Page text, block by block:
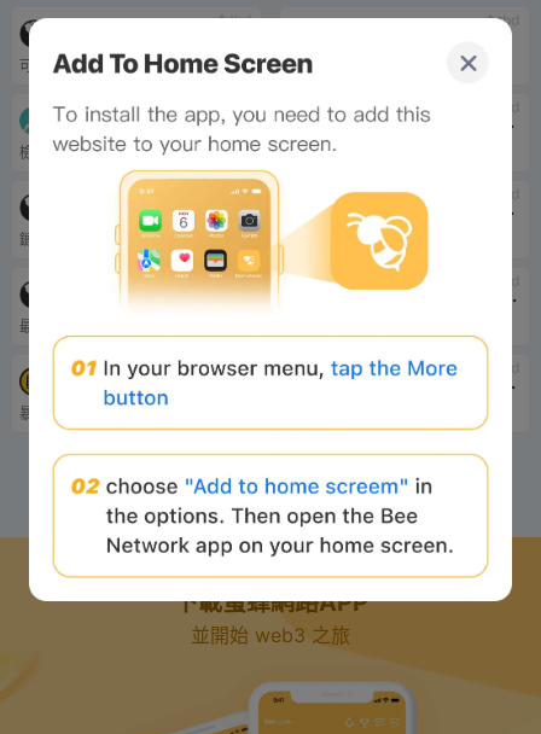
tbd
可以更好地可視化和...
tbd
L2beatTVL data viewing tool
以太坊2層擴展...
tbd
Livecoinwatch.com check token price and trend
檢查全鏈代幣...
tbd
Xscan wallet address query
查詢所有資產及互動...
tbd
鏈上資料的實用程式...
tbd
Nomics.com Token Project Inquiry
該項目超過90%...
tbd
AiMoon desktop version to see candlestick
最初的 AiCoin 修訂版...
tbd
RugDoc Project Launch Calendar
tbd
private key database
暴露私鑰、私...
tbd
Contract signature database-sig
1
下載蜜蜂網路APP
並開始 web3 之旅